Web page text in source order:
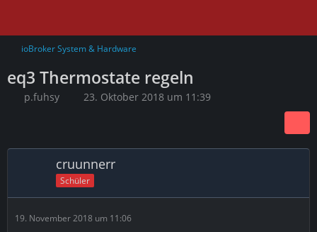
ioBroker System & Hardware
eq3 Thermostate regeln
p.fuhsy 23. Oktober 2018 um 11:39
cruunnerr
Schüler
19. November 2018 um 11:06